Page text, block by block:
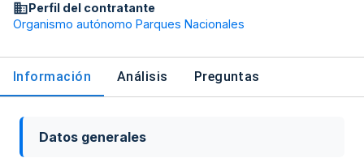
Perfil del contratante
Organismo autónomo Parques Nacionales
Información Análisis Preguntas
Datos generales